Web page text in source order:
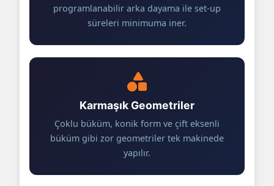
programlanabilir arka dayama ile set-up
süreleri minimuma iner.
Karmaşık Geometriler
Çoklu büküm, konik form ve çift eksenli
büküm gibi zor geometriler tek makinede
yapılır.